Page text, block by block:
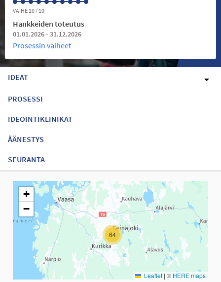
VAIHE 10 / 10
Hankkeiden toteutus
01.01.2026 - 31.12.2026
Prosessin vaiheet
IDEAT
PROSESSI
IDEOINTIKLINIKAT
ÄÄNESTYS
SEURANTA
Seuraavassa elementissä on kartta, joka esittää tämän
64
+
−
Leaflet | © HERE maps